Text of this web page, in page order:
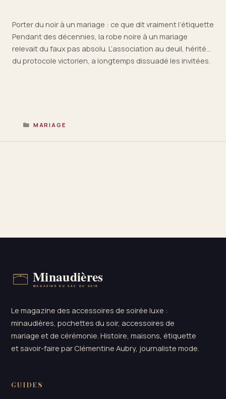
Porter du noir à un mariage : ce que dit vraiment l’étiquette
Pendant des décennies, la robe noire à un mariage
relevait du faux pas absolu. L’association au deuil, héritée
du protocole victorien, a longtemps dissuadé les invitées.
CATÉGORIES
MARIAGE
Le magazine des accessoires de soirée luxe :
minaudières, pochettes du soir, accessoires de
mariage et de cérémonie. Histoire, maisons, étiquette
et savoir-faire par Clémentine Aubry, journaliste mode.
GUIDES